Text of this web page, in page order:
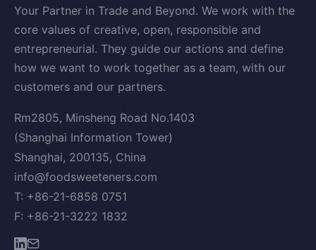
Your Partner in Trade and Beyond. We work with the
core values of creative, open, responsible and
entrepreneurial. They guide our actions and define
how we want to work together as a team, with our
customers and our partners.
Rm2805, Minsheng Road No.1403
(Shanghai Information Tower)
Shanghai, 200135, China
info@foodsweeteners.com
T: +86-21-6858 0751
F: +86-21-3222 1832